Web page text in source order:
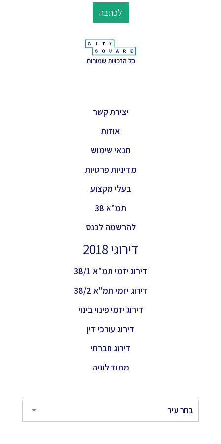
לכתבה
כל הזכויות שמורות
יצירת קשר
אודות
תנאי שימוש
מדיניות פרטיות
בעלי מקצוע
תמ"א 38
להרשמה לכנס
דירוגי 2018
דירוג יזמי תמ"א 38/1
דירוג יזמי תמ"א 38/2
דירוג יזמי פינוי בינוי
דירוג עורכי דין
דירוג חברתי
מתודולוגיה